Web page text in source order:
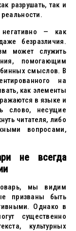
разрушать, так и
негативно — как
безразличия.
может служить
помогающим
смыслов. В
на
как элементы
в языке и
слово, несущие
читателя, либо
вопросами,
не всегда
мы видим
призваны быть
Однако в
существенно
культурных